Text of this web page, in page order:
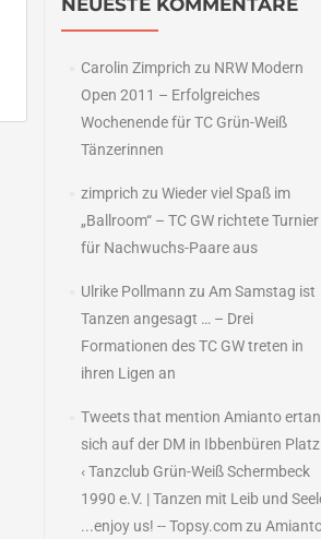
NEUESTE KOMMENTARE
Carolin Zimprich zu NRW Modern
Open 2011 – Erfolgreiches
Wochenende für TC Grün-Weiß
Tänzerinnen
zimprich zu Wieder viel Spaß im
„Ballroom“ – TC GW richtete Turnier
für Nachwuchs-Paare aus
Ulrike Pollmann zu Am Samstag ist
Tanzen angesagt … – Drei
Formationen des TC GW treten in
ihren Ligen an
Tweets that mention Amianto
sich auf der DM in Ibbenbüren
‹ Tanzclub Grün-Weiß Schermbeck
1990 e.V. | Tanzen mit Leib und
...enjoy us! -- Topsy.comzu